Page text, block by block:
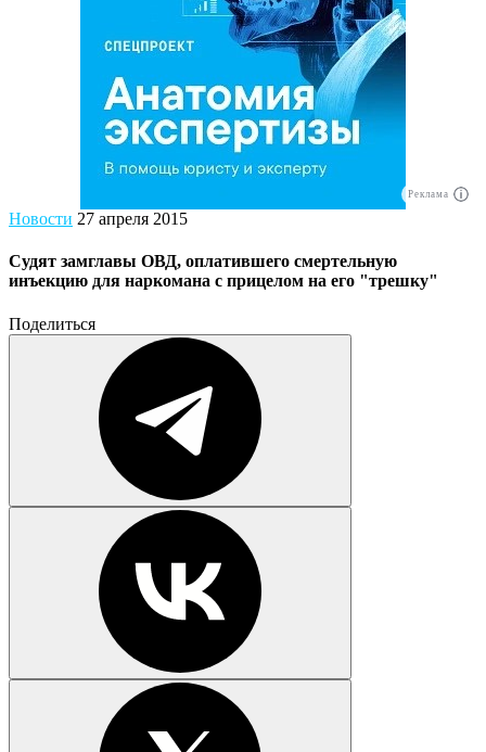
Реклама
Новости 27 апреля 2015
Судят замглавы ОВД, оплатившего смертельную
инъекцию для наркомана с прицелом на его "трешку"
Поделиться